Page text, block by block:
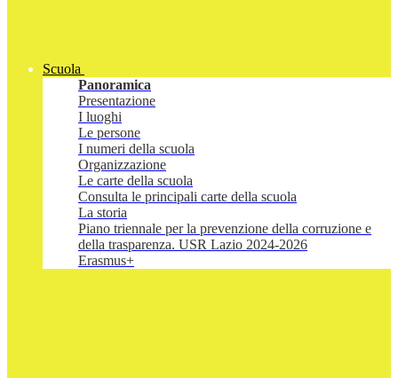
Scuola
Panoramica
Presentazione
I luoghi
Le persone
I numeri della scuola
Organizzazione
Le carte della scuola
Consulta le principali carte della scuola
La storia
Piano triennale per la prevenzione della corruzione e
della trasparenza. USR Lazio 2024-2026
Erasmus+